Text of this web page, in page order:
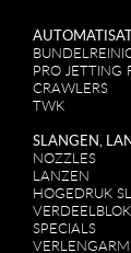
PRO JETTING
CRAWLERS
TWK
SLANGEN,
NOZZLES
LANZEN
HOGEDRUK
VERDEELBLOK
SPECIALS